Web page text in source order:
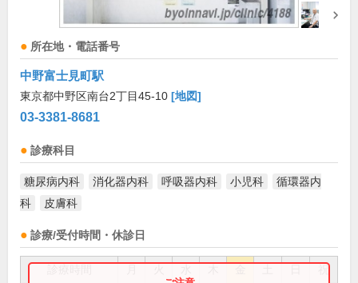
所在地・電話番号
中野富士見町駅
東京都中野区南台2丁目45-10 [地図]
03-3381-8681
診療科目
糖尿病内科 消化器内科 呼吸器内科 小児科
循環器内
科
皮膚科
診療/受付時間・休診日
祝